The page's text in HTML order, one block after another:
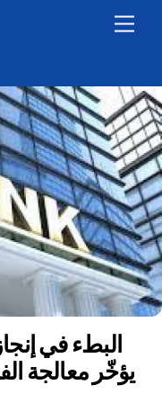
البطء في
يؤخّر معالجة